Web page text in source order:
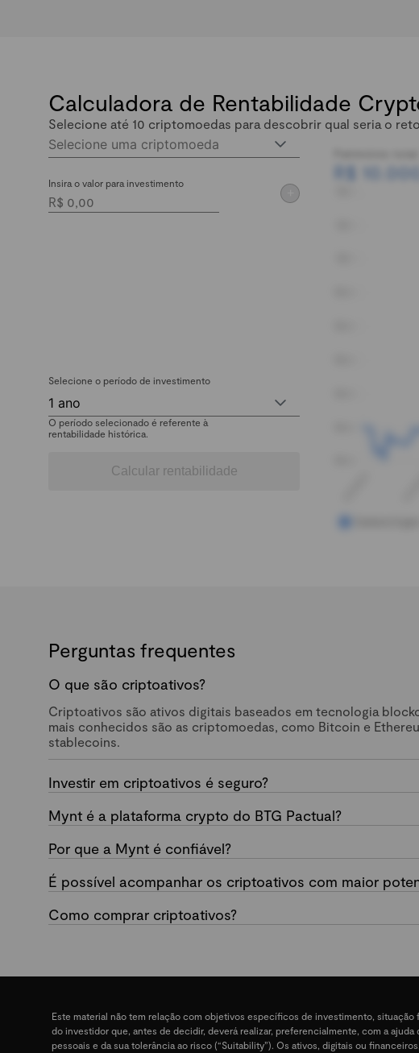
Calculadora de Rentabilidade
Selecione até 10 criptomoedas para descobrir qual seria o
Selecione uma criptomoeda
Insira o valor para investimento
Selecione o período de investimento
1 ano
O período selecionado é referente à
rentabilidade histórica.
Calcular rentabilidade
R$
Perguntas frequentes
O que são criptoativos?
Criptoativos são ativos digitais baseados em tecnologia
mais conhecidos são as criptomoedas, como Bitcoin e
stablecoins.
Investir em criptoativos é seguro?
Mynt é a plataforma crypto do BTG Pactual?
Por que a Mynt é confiável?
É possível acompanhar os criptoativos com maior
Como comprar criptoativos?
Este material não tem relação com objetivos específicos de investimento,
do investidor que, antes de decidir, deverá realizar, preferencialmente, com a
pessoais e da sua tolerância ao risco (“Suitability”). Os ativos, digitais ou